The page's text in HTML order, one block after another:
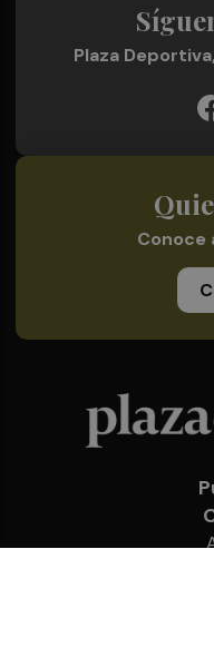
Plaza
Conoce